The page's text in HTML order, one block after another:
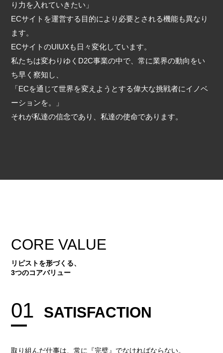
り力を入れていきたい」
ECサイトを運営する目的により必要とされる機能も異なり
ます。
ECサイトのUIUXも日々変化しています。
私たちは変わりゆくD2C事業の中で、常に業界の動向をい
ち早く察知し、
「ECを通じて世界を変えようとする偉大な挑戦者にイノベ
ーションを。」
それが私達の信念であり、私達の使命であります。
CORE VALUE
リピストを形づくる、
3つのコアバリュー
01 SATISFACTION
取り組んだ仕事は、常に『完璧』でなければならない。